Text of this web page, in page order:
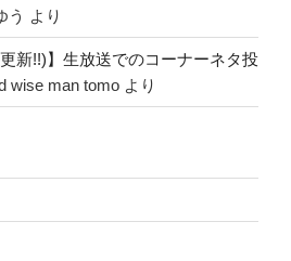
う より
更新!!)】生放送でのコーナーネタ投
wise man tomo より